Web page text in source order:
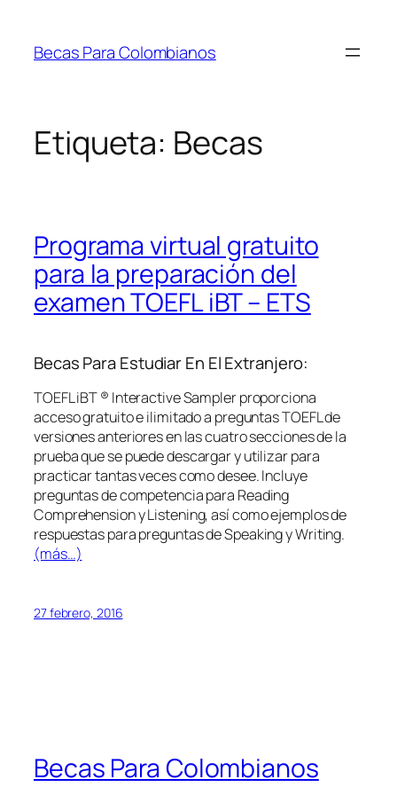
contenido
Becas Para Colombianos
Etiqueta: Becas
Programa virtual gratuito
para la preparación del
examen TOEFL iBT – ETS
Becas Para Estudiar En El Extranjero:
TOEFL iBT ® Interactive Sampler proporciona
acceso gratuito e ilimitado a preguntas TOEFL de
versiones anteriores en las cuatro secciones de la
prueba que se puede descargar y utilizar para
practicar tantas veces como desee. Incluye
preguntas de competencia para Reading
Comprehension y Listening, así como ejemplos de
respuestas para preguntas de Speaking y Writing.
(más…)
27 febrero, 2016
Becas Para Colombianos